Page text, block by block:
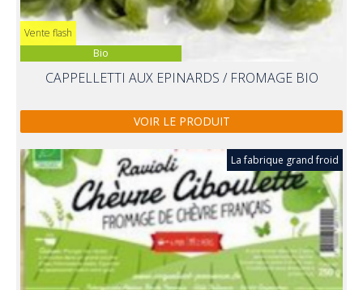
Bio
Vente flash
CAPPELLETTI AUX EPINARDS / FROMAGE BIO
VOIR LE PRODUIT
La fabrique grand froid